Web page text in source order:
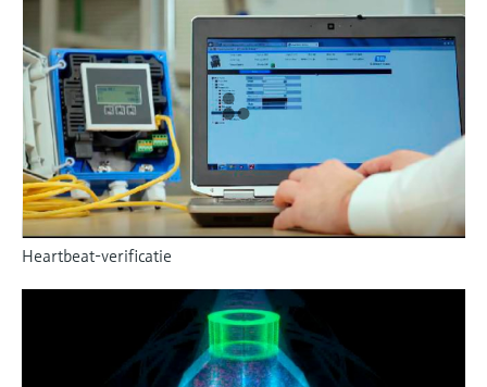
Heartbeat-verificatie